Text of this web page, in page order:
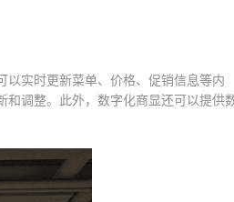
以实时更新菜单、价格、促销信息等内
和调整。此外，数字化商显还可以提供